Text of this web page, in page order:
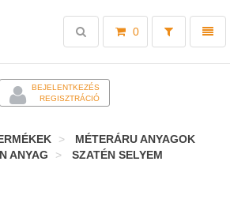
Toggle
0
Toggle
search
BEJELENTKEZÉS
REGISZTRÁCIÓ
MÉTERÁRU ANYAGOK
ANYAG
SZATÉN SELYEM